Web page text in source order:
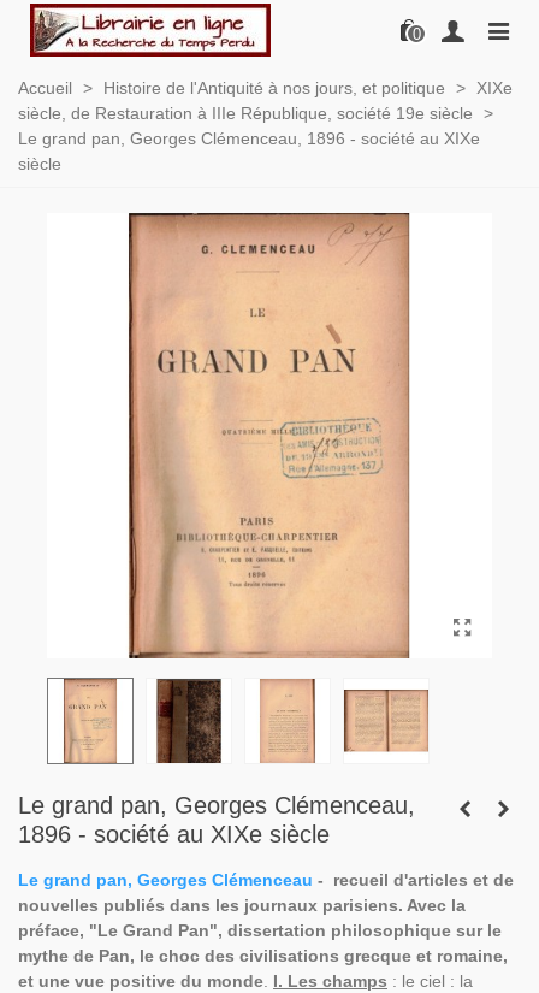
0
Accueil > Histoire de l'Antiquité à nos jours, et politique >
XIXe
siècle, de Restauration à IIIe République, société 19e siècle
>
Le grand pan, Georges Clémenceau, 1896 - société au XIXe
siècle
Le grand pan, Georges Clémenceau,
1896 - société au XIXe siècle
Le grand pan, Georges Clémenceau - recueil d'articles et de
nouvelles publiés dans les journaux parisiens. Avec la
préface, "Le Grand Pan", dissertation philosophique sur le
mythe de Pan, le choc des civilisations grecque et romaine,
et une vue positive du monde I. Les champs : le ciel : la